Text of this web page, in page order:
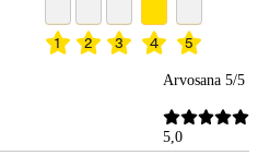
1 2 3 4 5
Arvosana 5/5
5,0